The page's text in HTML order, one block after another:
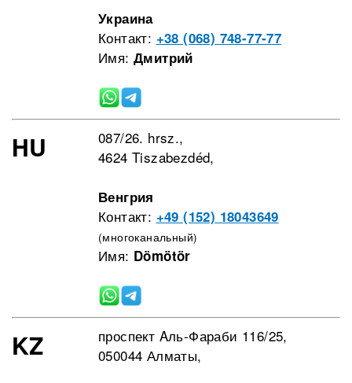
Украина
Контакт: +38 (068) 748-77-77
Имя: Дмитрий
HU
087/26. hrsz.,
4624 Tiszabezdéd,
Венгрия
Контакт: +49 (152) 18043649
(многоканальный)
Имя: Dömötör
KZ
проспект Aль-Фараби 116/25,
050044 Алматы,